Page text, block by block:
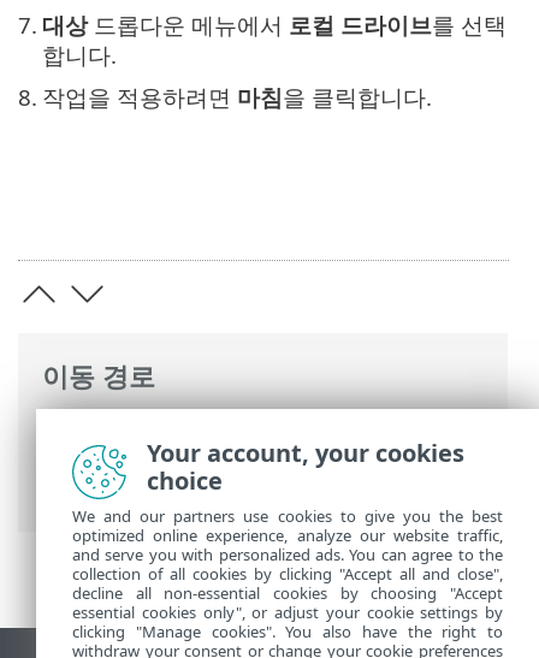
이동 경로
Antivirus
>FAQ > 주간 컴퓨터 검사를 예약
하는 방법
7. 대상드롭다운 메뉴에서 로컬 드라이브를 선택
합니다.
8. 작업을 적용하려면 마침을 클릭합니다.
Your account, your cookies
choice
We and our partners use cookies to give you the best
optimized online experience, analyze our website traffic,
and serve you with personalized ads. You can agree to the
collection of all cookies by clicking "Accept all and close",
decline all non-essential cookies by choosing "Accept
essential cookies only", or adjust your cookie settings by
clicking "Manage cookies". You also have the right to
withdraw your consent or change your cookie preferences